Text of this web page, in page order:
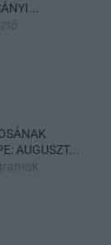
AUGUSZT...